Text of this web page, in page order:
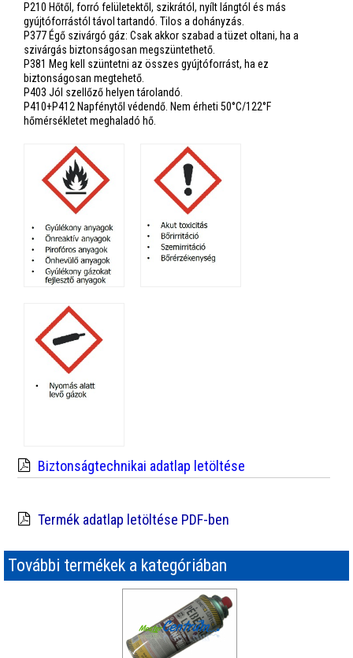
P210 Hőtől, forró felületektől, szikrától, nyílt lángtól és más
gyújtóforrástól távol tartandó. Tilos a dohányzás.
P377 Égő szivárgó gáz: Csak akkor szabad a tüzet oltani, ha a
szivárgás biztonságosan megszüntethető.
P381 Meg kell szüntetni az összes gyújtóforrást, ha ez
biztonságosan megtehető.
P403 Jól szellőző helyen tárolandó.
P410+P412 Napfénytől védendő. Nem érheti 50°C/122°F
hőmérsékletet meghaladó hő.
Biztonságtechnikai adatlap letöltése
Termék adatlap letöltése PDF-ben
További termékek a kategóriában